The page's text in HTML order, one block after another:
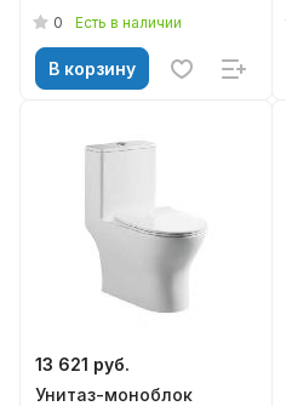
KNOIS
0 Есть в наличии
В корзину
13 621 руб.
Унитаз-моноблок